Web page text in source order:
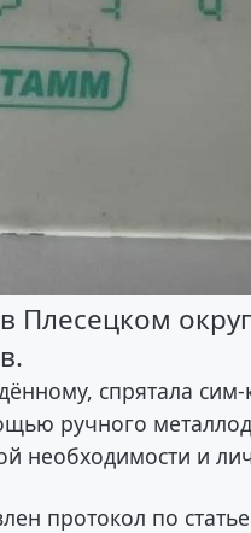
спрятала сим-
ручного
необходимости и
протокол по